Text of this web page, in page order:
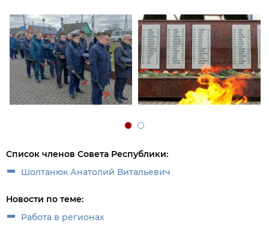
Список членов Совета Республики:
Шолтанюк Анатолий Витальевич
Новости по теме:
Работа в регионах